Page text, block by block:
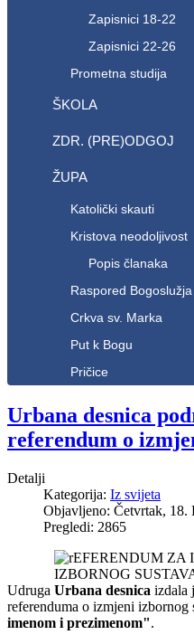
Zapisnici 18-22
Zapisnici 22-26
Prometna studija
ŠKOLA
ZDR. (PRE)ODGOJ
ŽUPA
Katolički skauti
Kristova neodoljivost
Popis članaka
Raspored Bogoslužja
Crkva sv. Marka
Put k Bogu
Pričice
Urbana desnica
referendum o
Detalji
Kategorija: Iz svijeta
Objavljeno: Četvrtak, 18.
Pregledi: 2865
Udruga Urbana desnica izdala
referenduma o izmjeni izbornog
imenom i prezimenom".